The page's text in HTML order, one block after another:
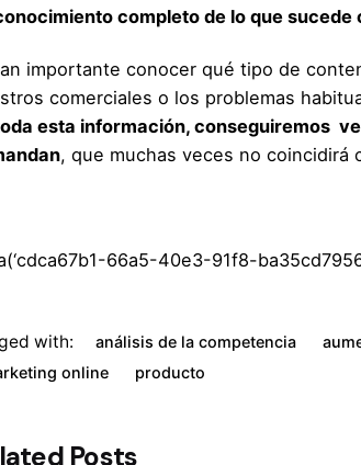
completo de lo que
importante conocer qué tipo de
comerciales o los problemas
esta información, conseguiremos
, que muchas veces no coincidirá
66a5-40e3-91f8-
with: análisis de la competencia
online
producto
Posts